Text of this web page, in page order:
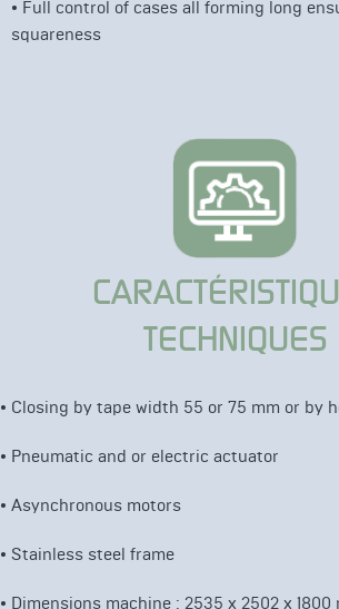
• Full control of cases all forming long
squareness
TECHNIQUES
• Closing by tape width 55 or 75 mm or by
• Pneumatic and or electric actuator
• Asynchronous motors
• Stainless steel frame
• Dimensions machine : 2535 x 2502 x 1800